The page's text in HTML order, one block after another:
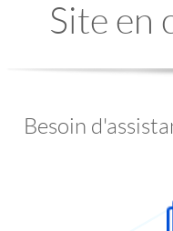
Site en
Besoin